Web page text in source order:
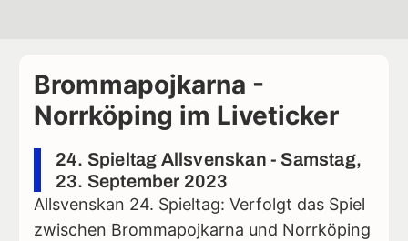
Brommapojkarna -
Norrköping im Liveticker
24. Spieltag Allsvenskan - Samstag,
23. September 2023
Allsvenskan 24. Spieltag: Verfolgt das Spiel
zwischen Brommapojkarna und Norrköping